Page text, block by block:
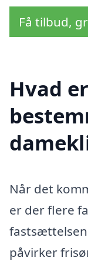
Få tilbud,
Hvad
Når det
er der flere
påvirker